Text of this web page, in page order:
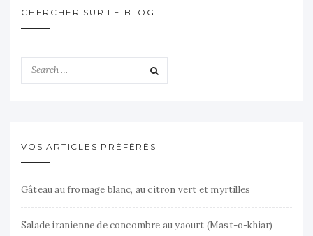
CHERCHER SUR LE BLOG
VOS ARTICLES PRÉFÉRÉS
Gâteau au fromage blanc, au citron vert et myrtilles
Salade iranienne de concombre au yaourt (Mast-o-khiar)